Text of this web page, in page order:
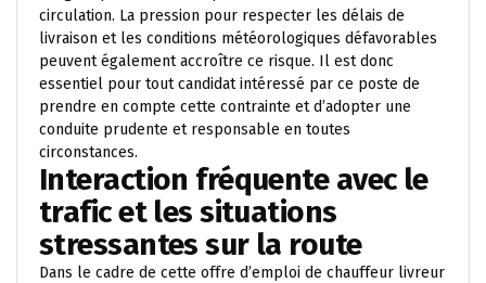
circulation. La pression pour respecter les délais de
livraison et les conditions météorologiques défavorables
peuvent également accroître ce risque. Il est donc
essentiel pour tout candidat intéressé par ce poste de
prendre en compte cette contrainte et d’adopter une
conduite prudente et responsable en toutes
circonstances.
Interaction fréquente avec le
trafic et les situations
stressantes sur la route
Dans le cadre de cette offre d’emploi de chauffeur livreur